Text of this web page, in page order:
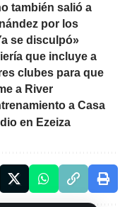
también salió a
por los
se disculpó»
que incluye a
clubes para que
a River
a Casa
en Ezeiza